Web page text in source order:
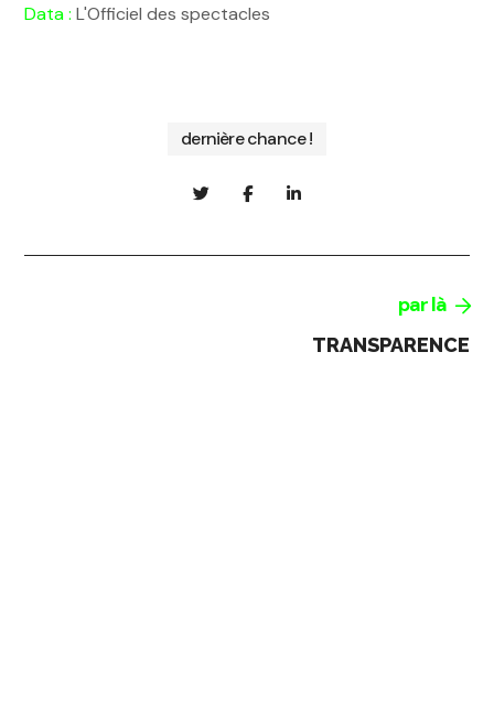
Data : L'Officiel des spectacles
dernière chance !
par là
TRANSPARENCE